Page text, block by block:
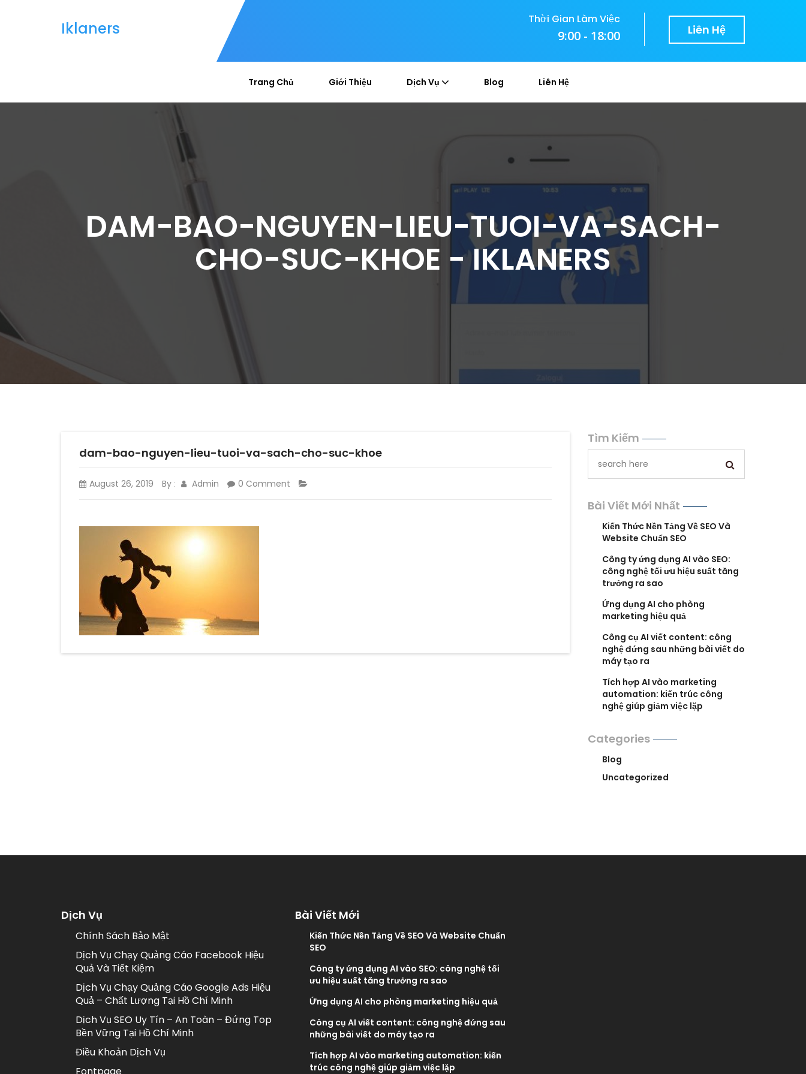
Iklaners Thời Gian Làm Việc
9:00 - 18:00 Liên Hệ
Trang Chủ Giới Thiệu Dịch Vụ Blog Liên Hệ
DAM-BAO-NGUYEN-LIEU-TUOI-VA-SACH-
CHO-SUC-KHOE - IKLANERS
dam-bao-nguyen-lieu-tuoi-va-sach-cho-suc-khoe
August 26, 2019 By : Admin 0 Comment
Tìm Kiếm
Bài Viết Mới Nhất
Kiến Thức Nền Tảng Về SEO Và
Website Chuẩn SEO
Công ty ứng dụng AI vào SEO:
công nghệ tối ưu hiệu suất tăng
trưởng ra sao
Ứng dụng AI cho phòng
marketing hiệu quả
Công cụ AI viết content: công
nghệ đứng sau những bài viết do
máy tạo ra
Tích hợp AI vào marketing
automation: kiến trúc công
nghệ giúp giảm việc lặp
Categories
Blog
Uncategorized
Dịch Vụ
Chính Sách Bảo Mật
Dịch Vụ Chạy Quảng Cáo Facebook Hiệu
Quả Và Tiết Kiệm
Dịch Vụ Chạy Quảng Cáo Google Ads Hiệu
Quả – Chất Lượng Tại Hồ Chí Minh
Dịch Vụ SEO Uy Tín – An Toàn – Đứng Top
Bền Vững Tại Hồ Chí Minh
Điều Khoản Dịch Vụ
Bài Viết Mới
Kiến Thức Nền Tảng Về SEO Và Website Chuẩn
SEO
Công ty ứng dụng AI vào SEO: công nghệ tối
ưu hiệu suất tăng trưởng ra sao
Ứng dụng AI cho phòng marketing hiệu quả
Công cụ AI viết content: công nghệ đứng sau
những bài viết do máy tạo ra
Tích hợp AI vào marketing automation: kiến
trúc công nghệ giúp giảm việc lặp